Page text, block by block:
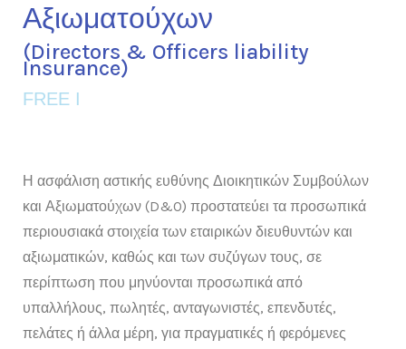
Αξιωματούχων
(Directors & Officers liability
Insurance)
FREE I
Η ασφάλιση αστικής ευθύνης Διοικητικών Συμβούλων
και Αξιωματούχων (D&O) προστατεύει τα προσωπικά
περιουσιακά στοιχεία των εταιρικών διευθυντών και
αξιωματικών, καθώς και των συζύγων τους, σε
περίπτωση που μηνύονται προσωπικά από
υπαλλήλους, πωλητές, ανταγωνιστές, επενδυτές,
πελάτες ή άλλα μέρη, για πραγματικές ή φερόμενες